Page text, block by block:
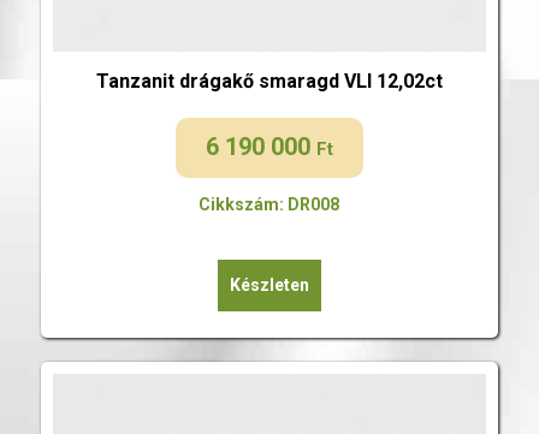
Tanzanit drágakő smaragd VLI 12,02ct
6 190 000 Ft
Cikkszám: DR008
Készleten